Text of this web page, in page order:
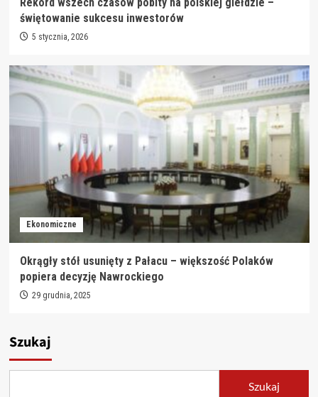
świętowanie sukcesu inwestorów
5 stycznia, 2026
Ekonomiczne
Okrągły stół usunięty z Pałacu – większość Polaków
popiera decyzję Nawrockiego
29 grudnia, 2025
Szukaj
Szukaj